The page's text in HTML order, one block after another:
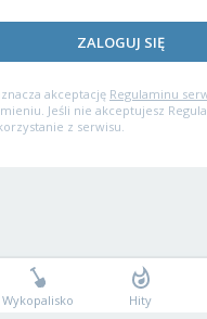
ZALOGUJ SIĘ
akceptację Regulaminu
Jeśli nie akceptujesz
z serwisu.
Wykopalisko Hity